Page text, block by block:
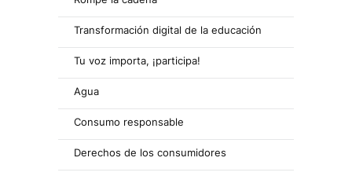
Transformación digital de la educación
Tu voz importa, ¡participa!
Agua
Consumo responsable
Derechos de los consumidores